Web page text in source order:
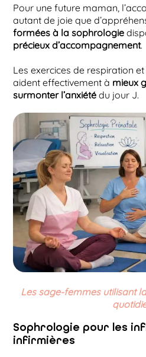
Pour une future maman,
autant de joie que
formées à la sophrologie
précieux d’accompagnement.
Les exercices de respiration
aident effectivement à mieux
surmonter l’anxiétédu jour J.
Les sage-femmes utilisant
Sophrologie pour les
infirmières